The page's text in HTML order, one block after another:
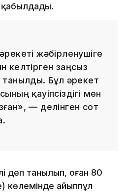
жәбірленушіге
келтірген заңсыз
танылды. Бұл әрекет
қауіпсіздігі мен
— делінген сот
деп танылып, оған 80
көлемінде айыппұл